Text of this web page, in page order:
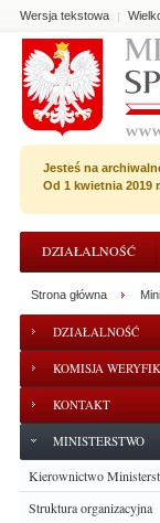
Wersja tekstowa |
Jesteś na
Od 1 kwietnia 2019
DZIAŁALNOŚĆ
DZIAŁALNOŚĆ
KOMISJA
KONTAKT
MINISTERSTWO
Kierownictwo
Struktura organizacyjna
Strona główna